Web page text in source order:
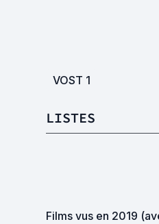
VOST 1
LISTES
Films vus en 2019